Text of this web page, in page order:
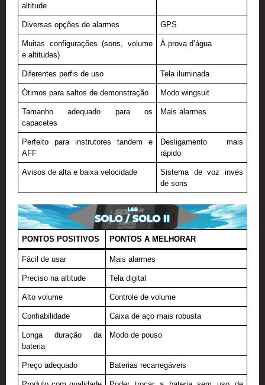
altitude
Diversas opções de alarmes GPS
Muitas configurações (sons, volume
e altitudes)
À prova d’água
Diferentes perfis de uso Tela iluminada
Ótimos para saltos de demonstração Modo wingsuit
Tamanho adequado para os
capacetes
Mais alarmes
Perfeito para instrutores tandem e
AFF
Desligamento mais
rápido
Avisos de alta e baixa velocidade
Sistema de voz invés
de sons
PONTOS POSITIVOS PONTOS A MELHORAR
Fácil de usar Mais alarmes
Preciso na altitude Tela digital
Alto volume Controle de volume
Confiabilidade Caixa de aço mais robusta
Longa duração da
bateria
Modo de pouso
Preço adequado Baterias recarregáveis